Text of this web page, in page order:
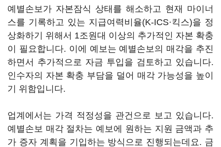
예별손보가 자본잠식 상태를 해소하고 현재 마이너
스를 기록하고 있는 지급여력비율(K-ICS·킥스)을 정
상화하기 위해서 1조원대 이상의 추가적인 자본 확충
이 필요합니다. 이에 예보는 예별손보의 매각을 추진
하면서 추가적으로 자금 투입을 검토하고 있습니다.
인수자의 자본 확충 부담을 덜어 매각 가능성을 높이
기 위함입니다.
업계에서는 가격 적정성을 관건으로 보고 있습니다.
예별손보 매각 절차는 예보에 원하는 지원 금액과 추
가 증자 계획을 기입하는 방식으로 진행되는데요. 금